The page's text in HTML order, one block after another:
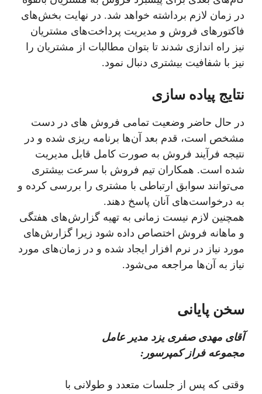
در زمان لازم برداشته خواهد شد. در نهایت بخش‌های
فاکتورهای فروش و مدیریت پرداخت‌های مشتریان
نیز راه اندازی شدند تا بتوان مطالبات از مشتریان را
نیز با شفافیت بیشتری دنبال نمود.
نتایج پیاده سازی
در حال حاضر وضعیت تمامی فروش های در دست
مشخص است، قدم بعد آن‌ها برنامه ریزی شده و در
نتیجه فرآیند فروش به صورت کامل قابل مدیریت
شده است. همکاران تیم فروش با سرعت بیشتری
می‌توانند سوابق ارتباطی با مشتری را بررسی کرده و
به درخواست‌های آنان پاسخ دهند.
همچنین لازم نیست زمانی به تهیه گزارش‌های هفتگی
و ماهانه فروش اختصاص داده شود زیرا گزارش‌های
مورد نیاز در نرم افزار ایجاد شده و در زمان‌های مورد
نیاز به آن‌ها مراجعه می‌شود.
سخن پایانی
آقای مهدی صفری یزد مدیر عامل
مجموعه فراز کمپرسور:
وقتی که پس از جلسات متعدد و طولانی با